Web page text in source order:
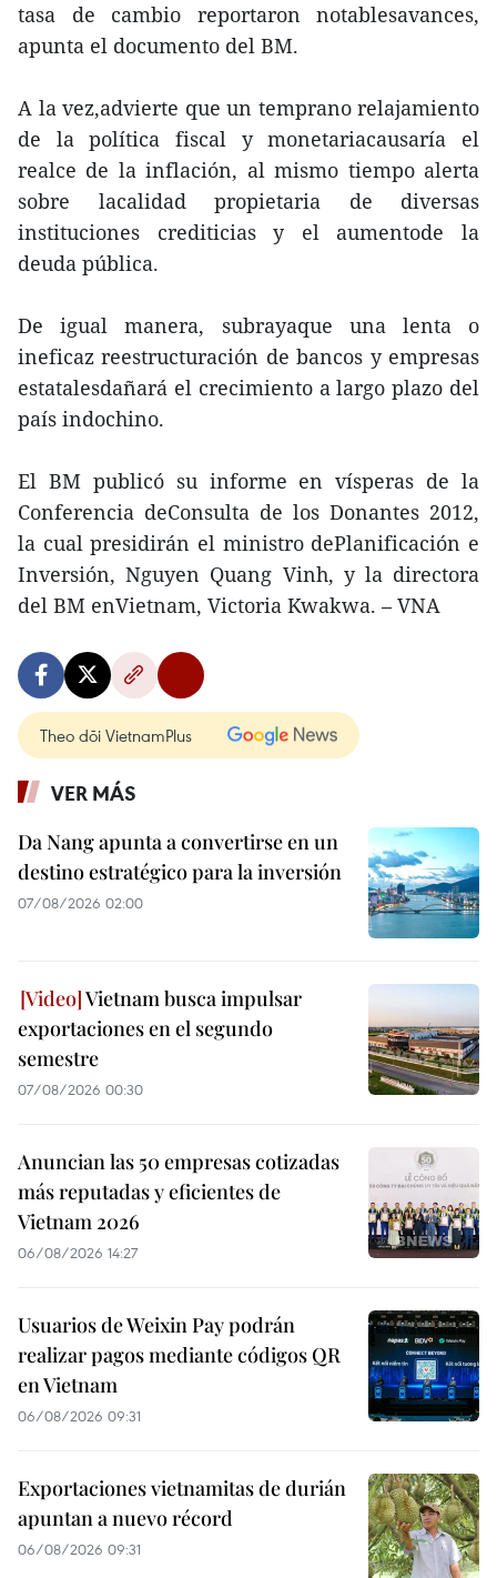
tasa de cambio reportaron notablesavances,
apunta el documento del BM.
A la vez,advierte que un temprano relajamiento
de la política fiscal y monetariacausaría el
realce de la inflación, al mismo tiempo alerta
sobre lacalidad propietaria de diversas
instituciones crediticias y el aumentode la
deuda pública.
De igual manera, subrayaque una lenta o
ineficaz reestructuración de bancos y empresas
estatalesdañará el crecimiento a largo plazo del
país indochino.
El BM publicó su informe en vísperas de la
Conferencia deConsulta de los Donantes 2012,
la cual presidirán el ministro dePlanificación e
Inversión, Nguyen Quang Vinh, y la directora
del BM enVietnam, Victoria Kwakwa. – VNA
Theo dõi VietnamPlus
VER MÁS
Da Nang apunta a convertirse en un
destino estratégico para la inversión
07/08/2026 02:00
Vietnam busca impulsar
exportaciones en el segundo
semestre
07/08/2026 00:30
Anuncian las 50 empresas cotizadas
más reputadas y eficientes de
Vietnam 2026
06/08/2026 14:27
Usuarios de Weixin Pay podrán
realizar pagos mediante códigos QR
en Vietnam
06/08/2026 09:31
Exportaciones vietnamitas de durián
apuntan a nuevo récord
06/08/2026 09:31